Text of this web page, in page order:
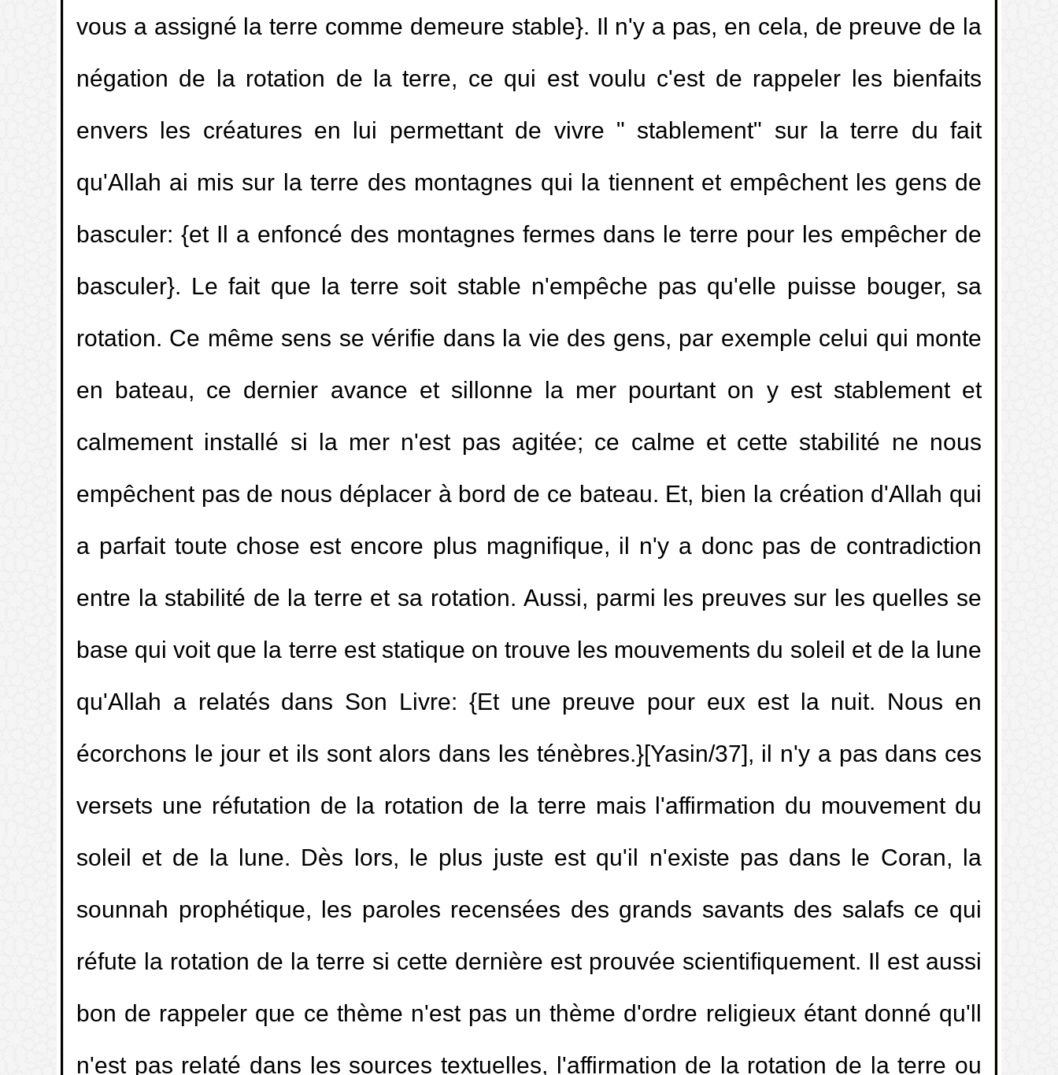
vous a assigné la terre comme demeure stable}. Il n'y a pas, en cela, de preuve de la
négation de la rotation de la terre, ce qui est voulu c'est de rappeler les bienfaits
envers les créatures en lui permettant de vivre " stablement" sur la terre du fait
qu'Allah ai mis sur la terre des montagnes qui la tiennent et empêchent les gens de
basculer: {et Il a enfoncé des montagnes fermes dans le terre pour les empêcher de
basculer}. Le fait que la terre soit stable n'empêche pas qu'elle puisse bouger, sa
rotation. Ce même sens se vérifie dans la vie des gens, par exemple celui qui monte
en bateau, ce dernier avance et sillonne la mer pourtant on y est stablement et
calmement installé si la mer n'est pas agitée; ce calme et cette stabilité ne nous
empêchent pas de nous déplacer à bord de ce bateau. Et, bien la création d'Allah qui
a parfait toute chose est encore plus magnifique, il n'y a donc pas de contradiction
entre la stabilité de la terre et sa rotation. Aussi, parmi les preuves sur les quelles se
base qui voit que la terre est statique on trouve les mouvements du soleil et de la lune
qu'Allah a relatés dans Son Livre: {Et une preuve pour eux est la nuit. Nous en
écorchons le jour et ils sont alors dans les ténèbres.}[Yasin/37], il n'y a pas dans ces
versets une réfutation de la rotation de la terre mais l'affirmation du mouvement du
soleil et de la lune. Dès lors, le plus juste est qu'il n'existe pas dans le Coran, la
sounnah prophétique, les paroles recensées des grands savants des salafs ce qui
réfute la rotation de la terre si cette dernière est prouvée scientifiquement. Il est aussi
bon de rappeler que ce thème n'est pas un thème d'ordre religieux étant donné qu'll
1. Il multiplie les invocations mais ne trouve pas la réussite
celle qui meurt brulée?
4. Est-il permis de jouer à la PlayStation?
5.Participer à des cérémonies dans lesquelles on porte des
habits impudiques
6.Tricher lors des examens…
1.Le jugement de la fornication pendant Ramadan.
2.Quel est le mérite de rester à la mosquée
( Vues7502 )
Ramadan.
( Vues6403 )
5.La durée des lochies (nifâs). ( Vues6355 )
6.L’impureté du sperme. ( Vues6269 )
7.Le temps [légal] des grandes ablutions [ghusl] du Vendredi